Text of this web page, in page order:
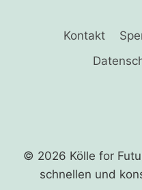
Kontakt
© 2026 Kölle for
schnellen und